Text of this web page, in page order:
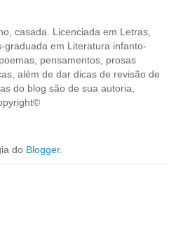
casada. Licenciada em Letras,
graduada em Literatura infanto-
pensamentos, prosas
além de dar dicas de revisão de
do blog são de sua autoria,
do Blogger.